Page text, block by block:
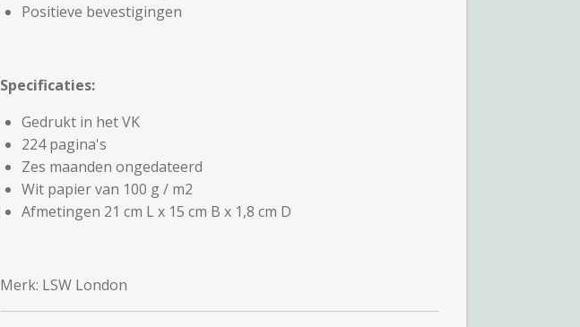
Positieve bevestigingen
Specificaties:
Gedrukt in het VK
224 pagina's
Zes maanden ongedateerd
Wit papier van 100 g / m2
Afmetingen 21 cm L x 15 cm B x 1,8 cm D
Merk: LSW London